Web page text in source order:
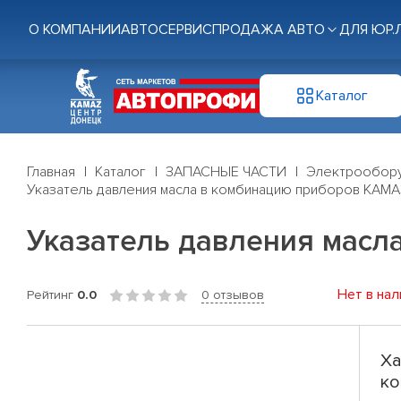
О КОМПАНИИАВТОСЕРВИСПРОДАЖА АВТО ДЛЯ
Каталог
Главная Каталог ЗАПАСНЫЕ ЧАСТИ
Указатель давления масла в комбинацию приборов
Указатель давления
Рейтинг 0.0 0 отзывов Нет в